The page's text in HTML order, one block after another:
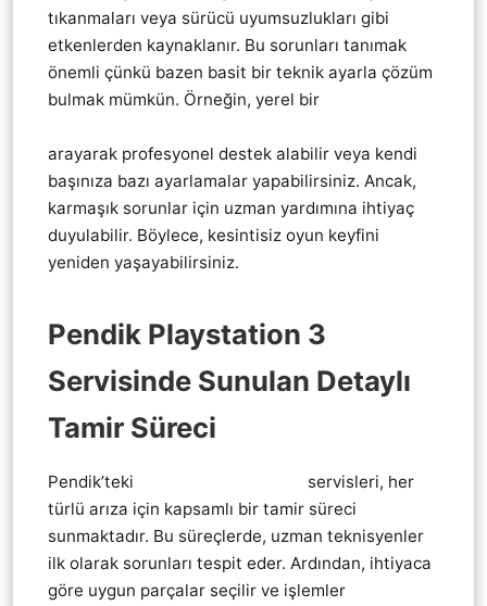
tıkanmaları veya sürücü uyumsuzlukları gibi
etkenlerden kaynaklanır. Bu sorunları tanımak
önemli çünkü bazen basit bir teknik ayarla çözüm
bulmak mümkün. Örneğin, yerel bir
arayarak profesyonel destek alabilir veya kendi
başınıza bazı ayarlamalar yapabilirsiniz. Ancak,
karmaşık sorunlar için uzman yardımına ihtiyaç
duyulabilir. Böylece, kesintisiz oyun keyfini
yeniden yaşayabilirsiniz.
Pendik Playstation 3
Servisinde Sunulan Detaylı
Tamir Süreci
Pendik’teki
servisleri, her
türlü arıza için kapsamlı bir tamir süreci
sunmaktadır. Bu süreçlerde, uzman teknisyenler
ilk olarak sorunları tespit eder. Ardından, ihtiyaca
göre uygun parçalar seçilir ve işlemler